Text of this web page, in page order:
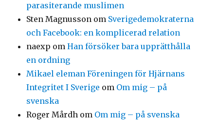
parasiterande muslimen
Sten Magnusson om Sverigedemokraterna
och Facebook: en komplicerad relation
naexp omHan försöker bara upprätthålla
en ordning
Mikael eleman Föreningen för Hjärnans
Integritet I Sverige om Om mig – på
svenska
Roger Mårdh om Om mig – på svenska